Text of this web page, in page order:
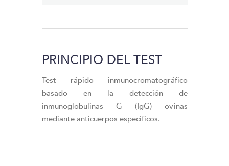
PRINCIPIO DEL TEST
Test rápido inmunocromatográfico
basado en la detección de
inmunoglobulinas G (IgG) ovinas
mediante anticuerpos específicos.